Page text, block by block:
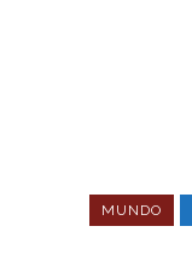
MUNDO